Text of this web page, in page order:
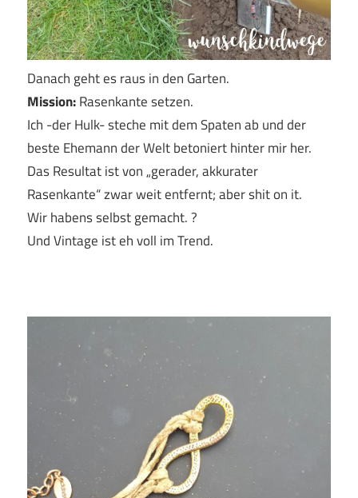
Danach geht es raus in den Garten.
Mission:Rasenkante setzen.
Ich -der Hulk- steche mit dem Spaten ab und der
beste Ehemann der Welt betoniert hinter mir her.
Das Resultat ist von „gerader, akkurater
Rasenkante“ zwar weit entfernt; aber shit on it.
Wir habens selbst gemacht. ?
Und Vintage ist eh voll im Trend.